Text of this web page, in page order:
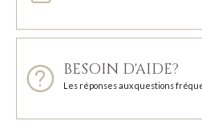
BESOIN D'AIDE?
Les réponses aux questions